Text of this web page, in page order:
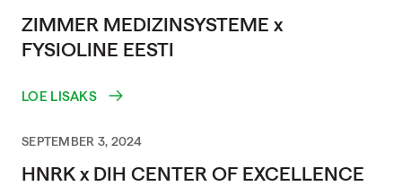
ZIMMER MEDIZINSYSTEME x
FYSIOLINE EESTI
LOE LISAKS
SEPTEMBER 3, 2024
HNRK x DIH CENTER OF EXCELLENCE